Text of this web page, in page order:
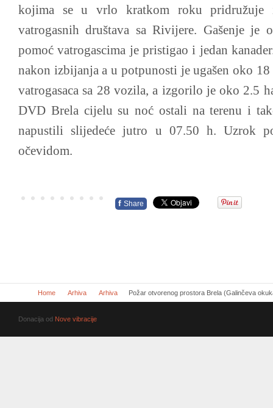
kojima se u vrlo kratkom roku
vatrogasnih društava sa Rivijere. Gašenje je
pomoć vatrogascima je pristigao i jedan
nakon izbijanja a u potpunosti je ugašen oko
vatrogasaca sa 28 vozila, a izgorilo je oko 2.5
DVD Brela cijelu su noć ostali na terenu i
napustili slijedeće jutro u 07.50 h. Uzrok
očevidom.
f Share
Home Arhiva Arhiva Požar otvorenog prostora Brela (Galinčeva
Donacija od Nove vibracije